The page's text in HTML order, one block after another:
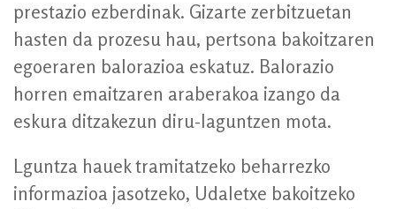
prestazio ezberdinak. Gizarte zerbitzuetan
hasten da prozesu hau, pertsona bakoitzaren
egoeraren balorazioa eskatuz. Balorazio
horren emaitzaren araberakoa izango da
eskura ditzakezun diru-laguntzen mota.
Lguntza hauek tramitatzeko beharrezko
informazioa jasotzeko, Udaletxe bakoitzeko